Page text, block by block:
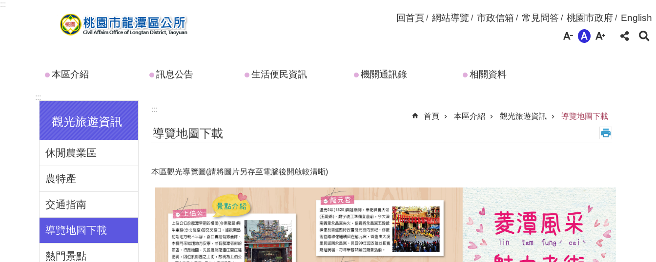
跳到主要內容區塊
:::
回首頁 網站導覽 市政信箱 常見問答 桃園市政府 English
本區介紹 訊息公告 生活便民資訊 機關通訊錄 相關資料
:::
觀光旅遊資訊
休閒農業區
農特產
交通指南
導覽地圖下載
熱門景點
:::
首頁
本區介紹 觀光旅遊資訊 導覽地圖下載
導覽地圖下載
本區觀光導覽圖(請將圖片另存至電腦後開啟較清晰)